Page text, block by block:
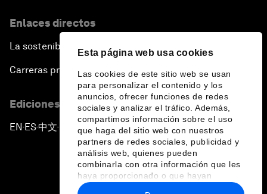
Esta página web usa cookies
Las cookies de este sitio web se usan
para personalizar el contenido y los
anuncios, ofrecer funciones de redes
sociales y analizar el tráfico. Además,
compartimos información sobre el uso
que haga del sitio web con nuestros
partners de redes sociales, publicidad y
análisis web, quienes pueden
combinarla con otra información que les
haya proporcionado o que hayan
recopilado a partir del uso que haya
Enlaces directos
La sostenibilidad en el Foro
Carreras profesionales
Ediciones en otros idiomas
EN ▪ES▪中文▪ 日本語